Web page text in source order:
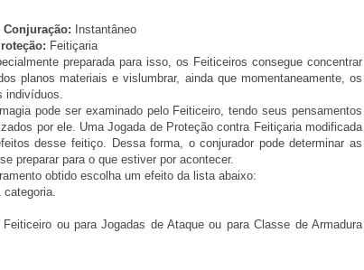
Conjuração: Instantâneo
Feitiçaria
preparada para isso, os Feiticeiros consegue concentrar
planos materiais e vislumbrar, ainda que momentaneamente, os
indivíduos.
pode ser examinado pelo Feiticeiro, tendo seus pensamentos
por ele. Uma Jogada de Proteção contra Feitiçaria modificada
desse feitiço. Dessa forma, o conjurador pode determinar as
preparar para o que estiver por acontecer.
obtido escolha um efeito da lista abaixo:
categoria.
ou para Jogadas de Ataque ou para Classe de Armadura